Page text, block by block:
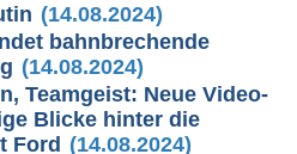
(14.08.2024)
bahnbrechende
(14.08.2024)
Teamgeist: Neue Video-
Blicke hinter die
Ford (14.08.2024)